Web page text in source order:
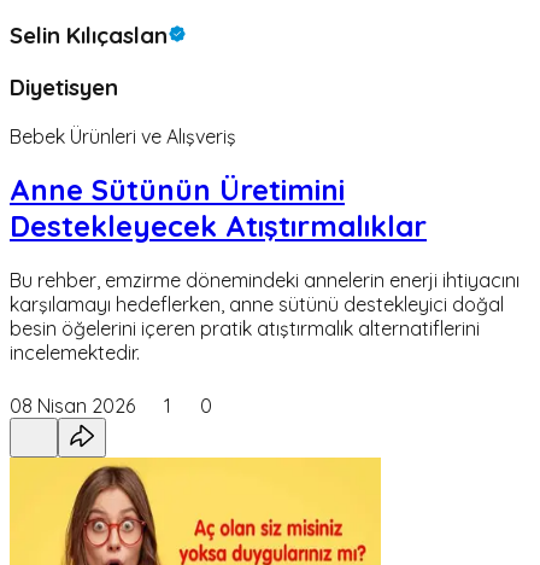
Selin Kılıçaslan
Diyetisyen
Bebek Ürünleri ve Alışveriş
Anne Sütünün Üretimini
Destekleyecek Atıştırmalıklar
Bu rehber, emzirme dönemindeki annelerin enerji ihtiyacını
karşılamayı hedeflerken, anne sütünü destekleyici doğal
besin öğelerini içeren pratik atıştırmalık alternatiflerini
incelemektedir.
08 Nisan 2026 1 0